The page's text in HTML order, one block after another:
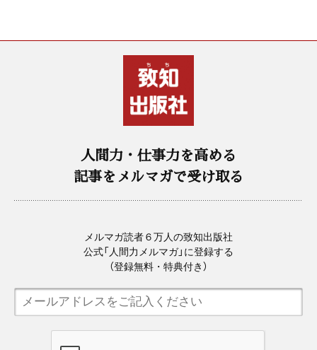
人間力・仕事力を高める
記事をメルマガで受け取る
メルマガ読者６万人の致知出版社
公式「人間力メルマガ」に登録する
（登録無料・特典付き）